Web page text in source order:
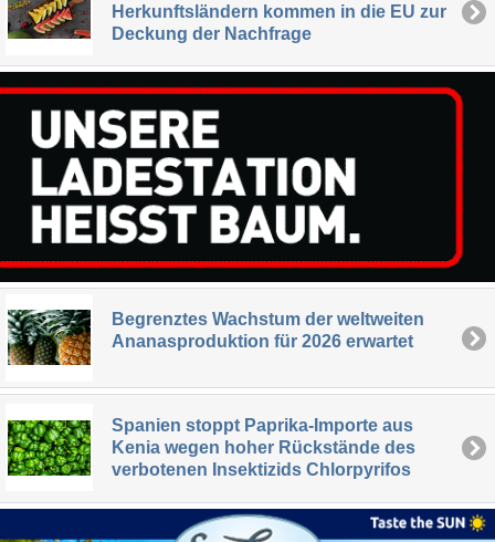
Herkunftsländern kommen in die EU zur
Deckung der Nachfrage
Begrenztes Wachstum der weltweiten
Ananasproduktion für 2026 erwartet
Spanien stoppt Paprika-Importe aus
Kenia wegen hoher Rückstände des
verbotenen Insektizids Chlorpyrifos